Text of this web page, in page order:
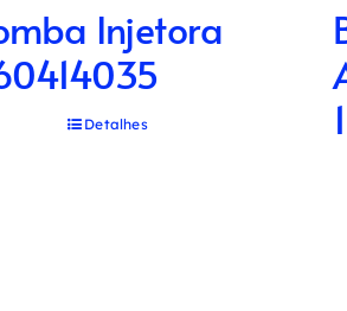
Injetora
Detalhes